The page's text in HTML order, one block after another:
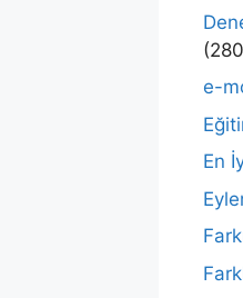
e-
En